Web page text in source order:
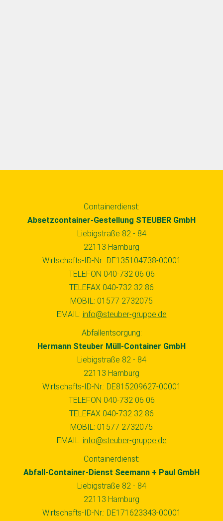
Containerdienst:
Absetzcontainer-Gestellung STEUBER GmbH
Liebigstraße 82 - 84
22113 Hamburg
Wirtschafts-ID-Nr.: DE135104738-00001
TELEFON 040-732 06 06
TELEFAX 040-732 32 86
MOBIL: 01577 2732075
EMAIL: info@steuber-gruppe.de
Abfallentsorgung:
Hermann Steuber Müll-Container GmbH
Liebigstraße 82 - 84
22113 Hamburg
Wirtschafts-ID-Nr.: DE815209627-00001
TELEFON 040-732 06 06
TELEFAX 040-732 32 86
MOBIL: 01577 2732075
EMAIL: info@steuber-gruppe.de
Containerdienst:
Abfall-Container-Dienst Seemann + Paul GmbH
Liebigstraße 82 - 84
22113 Hamburg
Wirtschafts-ID-Nr.: DE171623343-00001